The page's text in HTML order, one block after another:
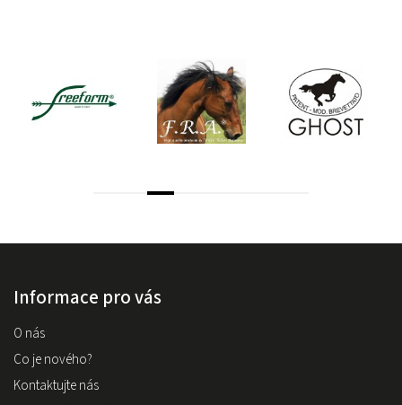
Informace pro vás
O nás
Co je nového?
Kontaktujte nás